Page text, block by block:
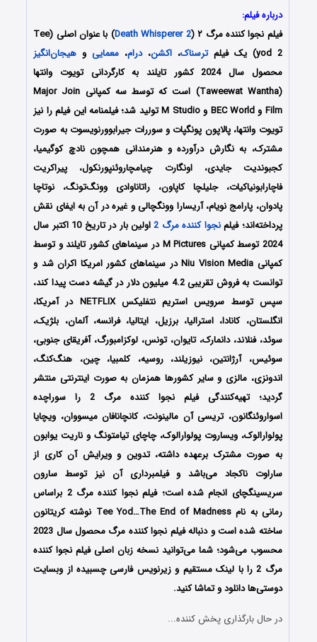
درباره فیلم:
فیلم نجوا کننده مرگ ۲ (
Death Whisperer 2
) با عنوان اصلی (Tee
yod 2) یک فیلم
ترسناک، اکشن،درام، معماییو هیجان‌انگیز
محصول سال 2024 کشور تایلند به کارگردانی تویوت وانتها
(Taweewat Wantha) است که توسط سه کمپانی‌ Major Join
Film و BEC World و M Studio تولید شد؛ فیلمنامه این فیلم را نیز
تویوت وانتها، پالاپون پونگپات و سوررات جیرابوورنویسوت به صورت
مشترک، به نگارش درآورده و هنرمندانی همچون نادچ کوگیمیا،
کجبوندیت جایدی، اونگارت چیامچاروئنپورنکول، پیراکریت
فاچارابونیاکیات، جلیلچا کاپاون، راتاناوادی وونگ‌تونگ، نوتاچا
پادوان، پارامج نویام، آریسارا وونگچالی و غیره در آن به ایفای نقش
پرداخته‌اند؛ فیلمنجوا کننده مرگ 2
اولین بار در تاریخ 10 اکتبر سال
2024 توسط کمپانی‌ M Pictures در سینماهای کشور تایلند و توسط
کمپانی Niu Vision Media در سینماهای کشور امریکا اکران شد و
توانست به فروش تقریبی 4.2 میلیون دلار در گیشه دست پیدا کند،
سپس توسط سرویس استریم نتفلیکس NETFLIX در آمریکا،
انگلستان، کانادا، استرالیا، برزیل، ایتالیا، فرانسه، آلمان، بلژیک،
سوئد، فنلاند، دانمارک، تایوان، تونس، لوکزامبورگ، آفریقای جنوبی،
سوئیس، آرژانتین، نیوزیلند، روسیه، کلمبیا، چین، هنگ‌کنگ،
اندونزی، مالزی و سایر کشورها همزمان به صورت اینترنتی منتشر
گردید؛ تهیه‌کنندگی فیلم نجوا کننده مرگ 2 را سوراچده
اسواروئنگانون، تریسی آن مالینونت، کانچانافان میسووان، ویچایا
پولوارالوک، ویساروت پولوارالوک، چاچای تیامتونگ و ناریت یوابون
به صورت مشترک برعهده داشته، تدوین و ویرایش آن کاری از
ساراوت ناکجاد می‌باشد و فیلمبرداری آن نیز توسط سارون
سریسینگچای انجام شده است؛ فیلم نجوا کننده مرگ 2 براساس
رمانی به نام Tee Yod…The End of Madness نوشته کریتانون
ساخته شده است و
دنباله‌ فیلم نجوا کننده مرگ محصول سال 2023
محسوب می‌شود؛شما می‌توانید نسخه زبان اصلی فیلم نجوا کننده
مرگ 2 را با ‌لینک مستقیم و زیرنویس فارسی چسبیده از وبسایت
دوستی‌ها دانلود و تماشا کنید.
در حال بارگذاری پخش کننده...